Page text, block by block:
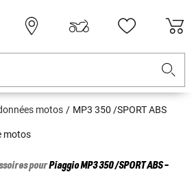
motos MP3 350 /SPORT ABS
motos
pourPiaggioMP3 350 /SPORT ABS -